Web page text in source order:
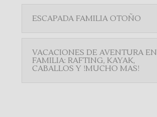
ESCAPADA FAMILIA OTOÑO
VACACIONES DE AVENTURA EN
FAMILIA: RAFTING, KAYAK,
CABALLOS Y !MUCHO MAS!